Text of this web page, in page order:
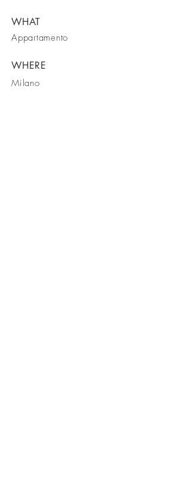
WHAT
Appartamento
WHERE
Milano